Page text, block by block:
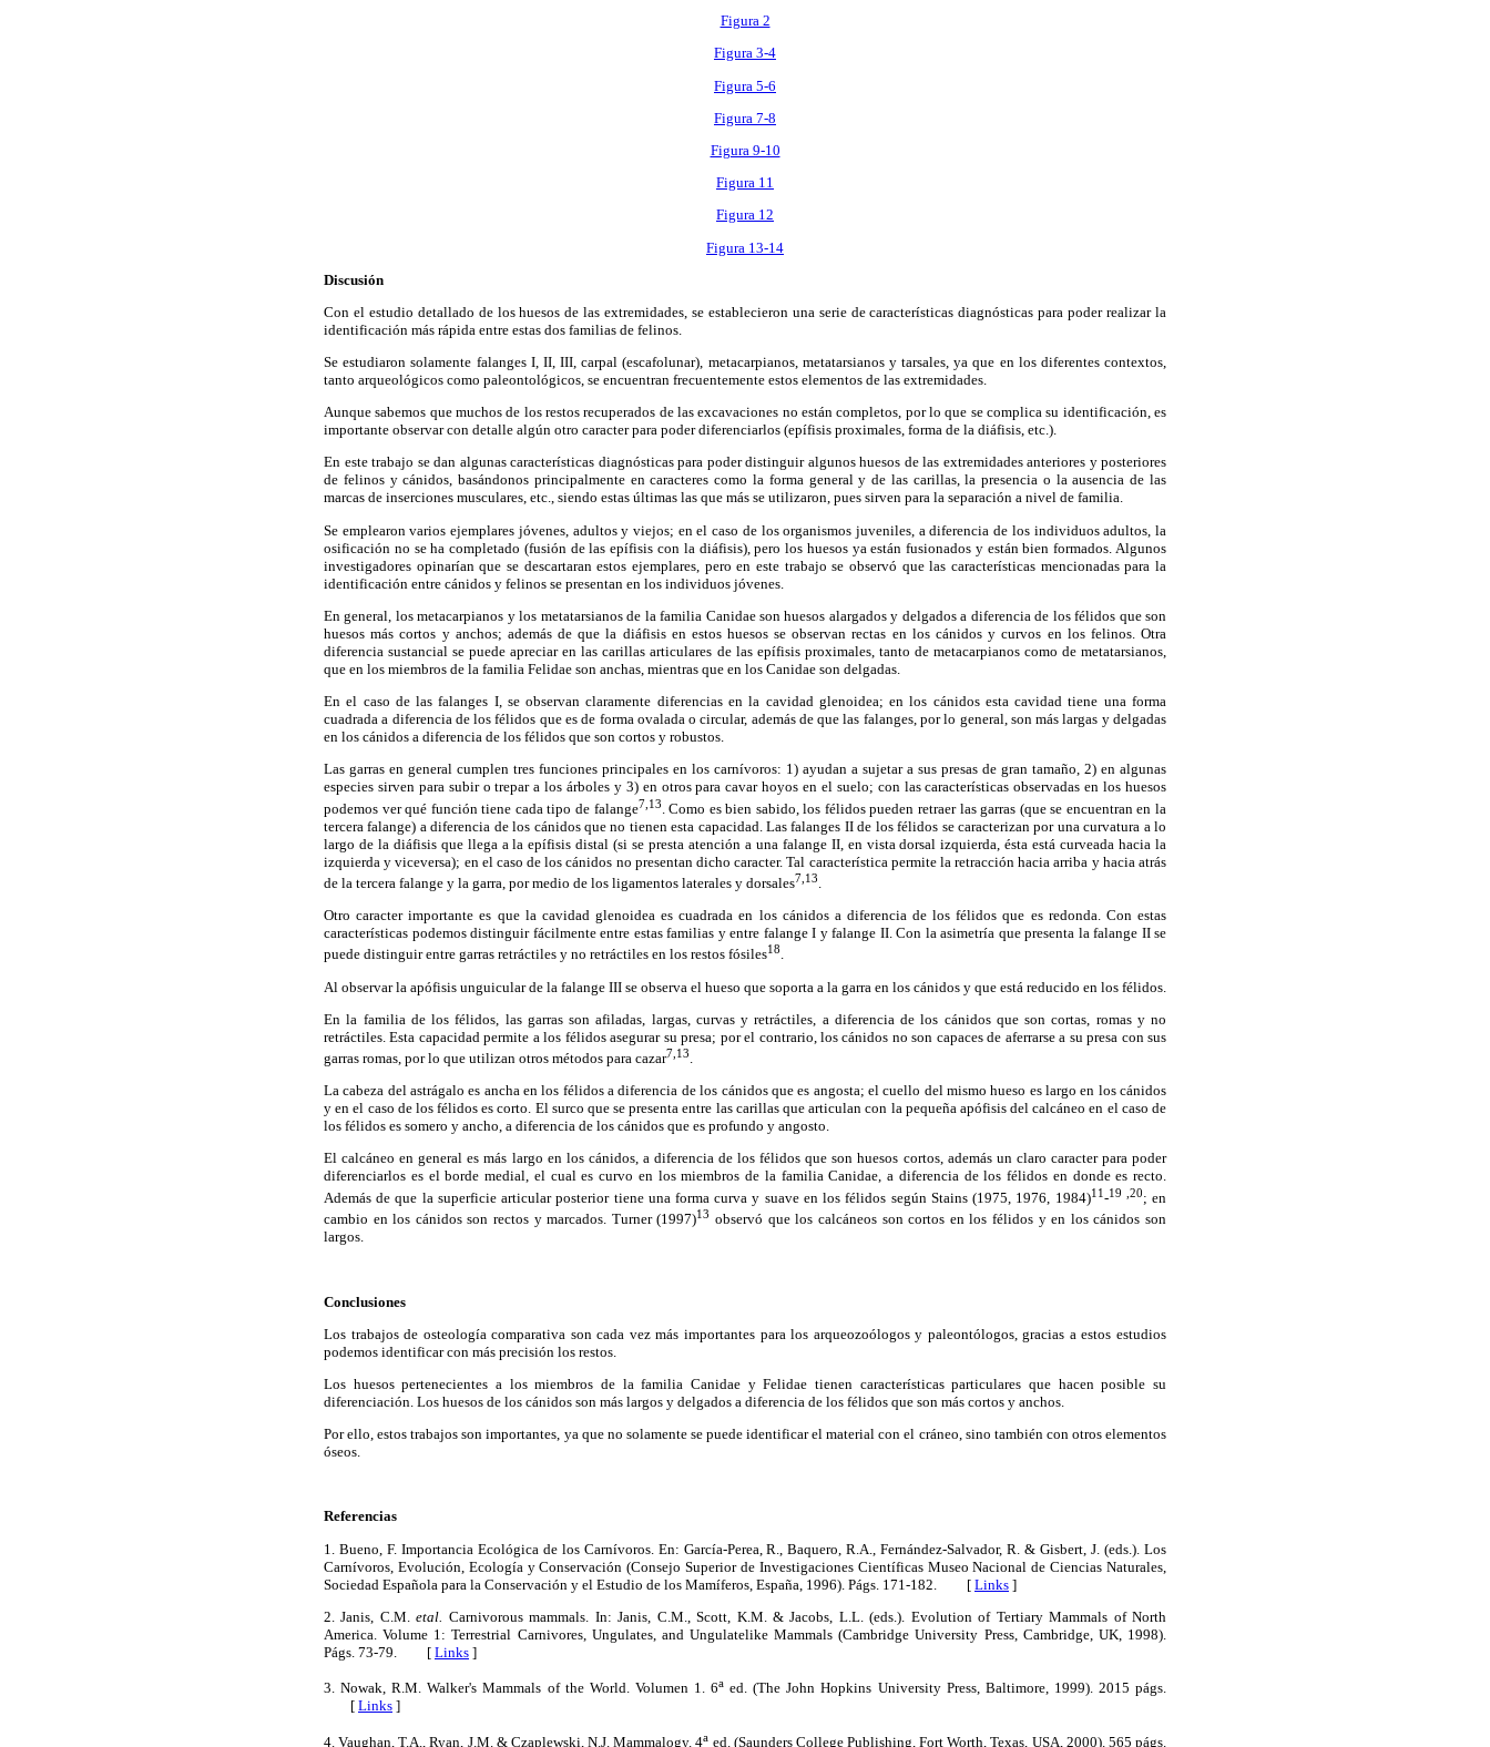
Figura 2
Figura 3-4
Figura 5-6
Figura 7-8
Figura 9-10
Figura 11
Figura 12
Figura 13-14
Discusión
Con el estudio detallado de los huesos de las extremidades, se establecieron una serie de características diagnósticas para poder realizar la
identificación más rápida entre estas dos familias de felinos.
Se estudiaron solamente falanges I, II, III, carpal (escafolunar), metacarpianos, metatarsianos y tarsales, ya que en los diferentes contextos,
tanto arqueológicos como paleontológicos, se encuentran frecuentemente estos elementos de las extremidades.
Aunque sabemos que muchos de los restos recuperados de las excavaciones no están completos, por lo que se complica su identificación, es
importante observar con detalle algún otro caracter para poder diferenciarlos (epífisis proximales, forma de la diáfisis, etc.).
En este trabajo se dan algunas características diagnósticas para poder distinguir algunos huesos de las extremidades anteriores y posteriores
de felinos y cánidos, basándonos principalmente en caracteres como la forma general y de las carillas, la presencia o la ausencia de las
marcas de inserciones musculares, etc., siendo estas últimas las que más se utilizaron, pues sirven para la separación a nivel de familia.
Se emplearon varios ejemplares jóvenes, adultos y viejos; en el caso de los organismos juveniles, a diferencia de los individuos adultos, la
osificación no se ha completado (fusión de las epífisis con la diáfisis), pero los huesos ya están fusionados y están bien formados. Algunos
investigadores opinarían que se descartaran estos ejemplares, pero en este trabajo se observó que las características mencionadas para la
identificación entre cánidos y felinos se presentan en los individuos jóvenes.
En general, los metacarpianos y los metatarsianos de la familia Canidae son huesos alargados y delgados a diferencia de los félidos que son
huesos más cortos y anchos; además de que la diáfisis en estos huesos se observan rectas en los cánidos y curvos en los felinos. Otra
diferencia sustancial se puede apreciar en las carillas articulares de las epífisis proximales, tanto de metacarpianos como de metatarsianos,
que en los miembros de la familia Felidae son anchas, mientras que en los Canidae son delgadas.
En el caso de las falanges I, se observan claramente diferencias en la cavidad glenoidea; en los cánidos esta cavidad tiene una forma
cuadrada a diferencia de los félidos que es de forma ovalada o circular, además de que las falanges, por lo general, son más largas y delgadas
en los cánidos a diferencia de los félidos que son cortos y robustos.
Las garras en general cumplen tres funciones principales en los carnívoros: 1) ayudan a sujetar a sus presas de gran tamaño, 2) en algunas
especies sirven para subir o trepar a los árboles y 3) en otros para cavar hoyos en el suelo; con las características observadas en los huesos
podemos ver qué función tiene cada tipo de falange7,13 . Como es bien sabido, los félidos pueden retraer las garras (que se encuentran en la
tercera falange) a diferencia de los cánidos que no tienen esta capacidad. Las falanges II de los félidos se caracterizan por una curvatura a lo
largo de la diáfisis que llega a la epífisis distal (si se presta atención a una falange II, en vista dorsal izquierda, ésta está curveada hacia la
izquierda y viceversa); en el caso de los cánidos no presentan dicho caracter. Tal característica permite la retracción hacia arriba y hacia atrás
de la tercera falange y la garra, por medio de los ligamentos laterales y dorsales7,13
Otro caracter importante es que la cavidad glenoidea es cuadrada en los cánidos a diferencia de los félidos que es redonda. Con estas
características podemos distinguir fácilmente entre estas familias y entre falange I y falange II. Con la asimetría que presenta la falange II se
puede distinguir entre garras retráctiles y no retráctiles en los restos fósiles18.
Al observar la apófisis unguicular de la falange III se observa el hueso que soporta a la garra en los cánidos y que está reducido en los félidos.
En la familia de los félidos, las garras son afiladas, largas, curvas y retráctiles, a diferencia de los cánidos que son cortas, romas y no
retráctiles. Esta capacidad permite a los félidos asegurar su presa; por el contrario, los cánidos no son capaces de aferrarse a su presa con sus
garras romas, por lo que utilizan otros métodos para cazar7,13.
La cabeza del astrágalo es ancha en los félidos a diferencia de los cánidos que es angosta; el cuello del mismo hueso es largo en los cánidos
y en el caso de los félidos es corto. El surco que se presenta entre las carillas que articulan con la pequeña apófisis del calcáneo en el caso de
los félidos es somero y ancho, a diferencia de los cánidos que es profundo y angosto.
El calcáneo en general es más largo en los cánidos, a diferencia de los félidos que son huesos cortos, además un claro caracter para poder
diferenciarlos es el borde medial, el cual es curvo en los miembros de la familia Canidae, a diferencia de los félidos en donde es recto.
Además de que la superficie articular posterior tiene una forma curva y suave en los félidos según Stains (1975, 1976, 1984)11-19 ,20; en
cambio en los cánidos son rectos y marcados. Turner (1997)13 observó que los calcáneos son cortos en los félidos y en los cánidos son
largos.
Conclusiones
Los trabajos de osteología comparativa son cada vez más importantes para los arqueozoólogos y paleontólogos, gracias a estos estudios
podemos identificar con más precisión los restos.
Los huesos pertenecientes a los miembros de la familia Canidae y Felidae tienen características particulares que hacen posible su
diferenciación. Los huesos de los cánidos son más largos y delgados a diferencia de los félidos que son más cortos y anchos.
Por ello, estos trabajos son importantes, ya que no solamente se puede identificar el material con el cráneo, sino también con otros elementos
óseos.
Referencias
1. Bueno, F. Importancia Ecológica de los Carnívoros. En: García-Perea, R., Baquero, R.A., Fernández-Salvador, R. & Gisbert, J. (eds.). Los
Carnívoros, Evolución, Ecología y Conservación (Consejo Superior de Investigaciones Científicas Museo Nacional de Ciencias Naturales,
Sociedad Española para la Conservación y el Estudio de los Mamíferos, España, 1996). Págs. 171-182. [ Links ]
2. Janis, C.M.etal. Carnivorous mammals. In: Janis, C.M., Scott, K.M. & Jacobs, L.L. (eds.). Evolution of Tertiary Mammals of North
America. Volume 1: Terrestrial Carnivores, Ungulates, and Ungulatelike Mammals (Cambridge University Press, Cambridge, UK, 1998).
Págs. 73-79. [ Links ]
3. Nowak, R.M. Walker's Mammals of the World. Volumen 1. 6a ed. (The John Hopkins University Press, Baltimore, 1999). 2015 págs.
[ Links ]
4. Vaughan, T.A., Ryan, J.M. & Czaplewski, N.J. Mammalogy. 4a ed. (Saunders College Publishing, Fort Worth, Texas, USA, 2000). 565 págs.